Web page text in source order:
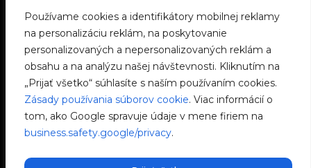
Používame cookies a identifikátory mobilnej reklamy
na personalizáciu reklám, na poskytovanie
personalizovaných a nepersonalizovaných reklám a
obsahu a na analýzu našej návštevnosti. Kliknutím na
„Prijať všetko“ súhlasíte s naším používaním cookies.
Zásady používania súborov cookie. Viac informácií o
tom, ako Google spravuje údaje v mene firiem na
business.safety.google/privacy.
Pracovať s nami
e-Chargers
V2C Power
V2C Cloud